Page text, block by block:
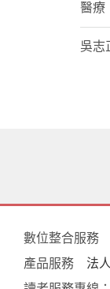
醫療
吳志
數位整合服務
產品服務
法